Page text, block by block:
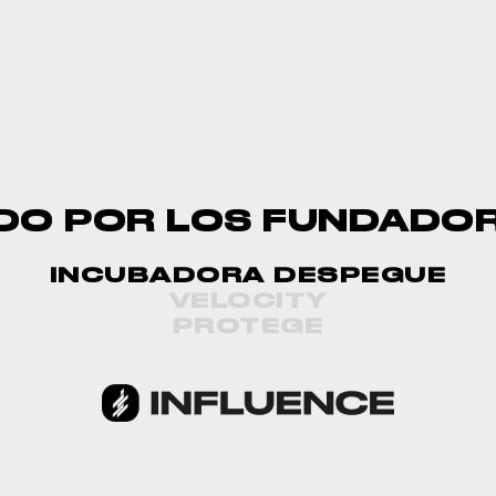
POR LOS
INCUBADORA DESPEGUE
VELOCITY
PROTEGE